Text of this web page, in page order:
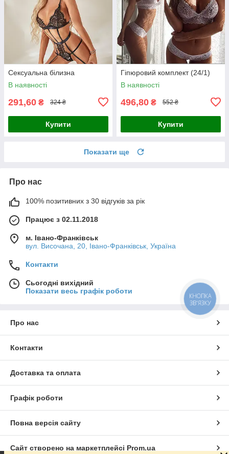
Сексуальна білизна
В наявності
291,60 ₴ 324 ₴
Купити
Гіпюровий комплект (24/1)
В наявності
496,80 ₴ 552 ₴
Купити
Показати ще
Про нас
100% позитивних з 30 відгуків за рік
Працює з 02.11.2018
м. Івано-Франківськ
вул. Височана, 20, Івано-Франківськ, Україна
Контакти
Сьогодні вихідний
Показати весь графік роботи
Про нас
Контакти
Доставка та оплата
Графік роботи
Повна версія сайту
Сайт створено на маркетплейсі Prom.ua
КНОПКА
ЗВ'ЯЗКУ